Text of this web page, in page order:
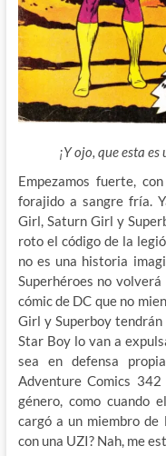
¡Y ojo, que esta
Empezamos fuerte,
forajido a sangre fría.
Girl, Saturn Girl y
roto el código de la
no es una historia
Superhéroes no
cómic de DC que no
Girl y Superboy
Star Boy lo van a
sea en defensa
Adventure Comics
género, como cuando
cargó a un miembro
con una UZI? Nah, me